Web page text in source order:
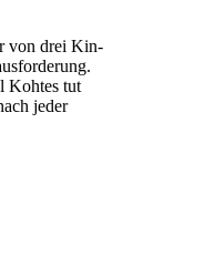
von drei Kin­
Kohtes tut
jeder